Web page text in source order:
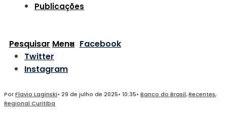
Publicações
Pesquisar Menu Facebook
Twitter
Instagram
PorFlavio Laginski• 29 de julho de 2025• 10:35• Banco do Brasil,Recentes,
Regional Curitiba